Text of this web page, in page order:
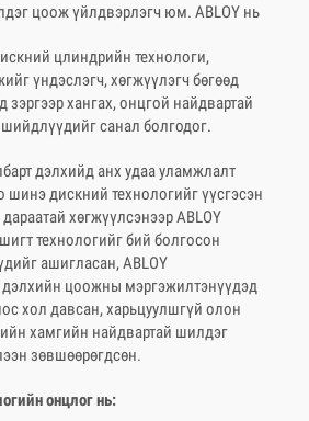
цоож үйлдвэрлэгч юм. ABLOY нь
цлиндрийн технологи,
үндэслэгч, хөгжүүлэгч бөгөөд
хангах, онцгой найдвартай
санал болгодог.
дэлхийд анх удаа уламжлалт
шинэ дискний технологийг үүсгэсэн
хөгжүүлсэнээр ABLOY
технологийг бий болгосон
ашигласан, ABLOY
дэлхийн цоожны мэргэжилтэнүүдэд
хол давсан, харьцуулшгүй олон
хамгийн найдвартай шилдэг
зөвшөөрөгдсөн.
онцлог нь: